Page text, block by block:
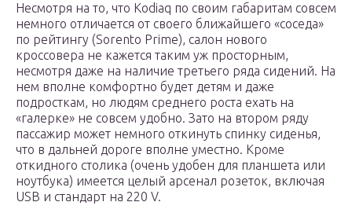
Несмотря на то, что Kodiaq по своим габаритам совсем
немного отличается от своего ближайшего «соседа»
по рейтингу (Sorento Prime), салон нового
кроссовера не кажется таким уж просторным,
несмотря даже на наличие третьего ряда сидений. На
нем вполне комфортно будет детям и даже
подросткам, но людям среднего роста ехать на
«галерке» не совсем удобно. Зато на втором ряду
пассажир может немного откинуть спинку сиденья,
что в дальней дороге вполне уместно. Кроме
откидного столика (очень удобен для планшета или
ноутбука) имеется целый арсенал розеток, включая
USB и стандарт на 220 V.